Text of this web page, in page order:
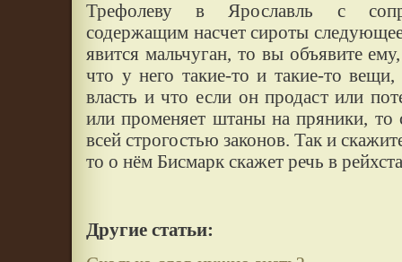
Трефолеву в Ярославль с
содержащим насчет сироты
явится мальчуган, то вы объявите
что у него такие-то и такие-то
власть и что если он продаст или
или променяет штаны на пряники, то
всей строгостью законов. Так и
то о нём Бисмарк скажет речь в
Другие статьи: